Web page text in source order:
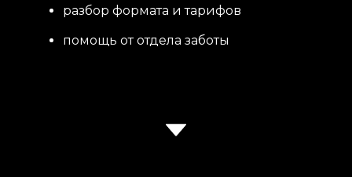
разбор формата и тарифов
помощь от отдела заботы